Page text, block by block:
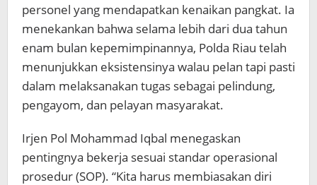
personel yang mendapatkan kenaikan pangkat. Ia
menekankan bahwa selama lebih dari dua tahun
enam bulan kepemimpinannya, Polda Riau telah
menunjukkan eksistensinya walau pelan tapi pasti
dalam melaksanakan tugas sebagai pelindung,
pengayom, dan pelayan masyarakat.
Irjen Pol Mohammad Iqbal menegaskan
pentingnya bekerja sesuai standar operasional
prosedur (SOP). “Kita harus membiasakan diri